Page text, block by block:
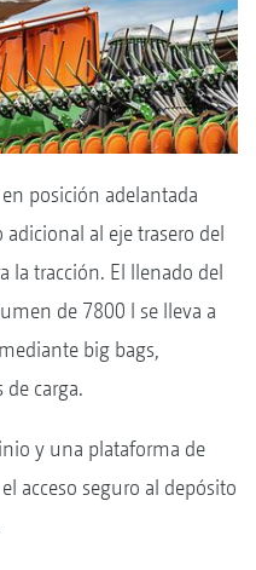
posición adelantada
al eje trasero del
la tracción. El llenado del
de 7800 l se lleva a
big bags,
carga.
y una plataforma de
acceso seguro al depósito